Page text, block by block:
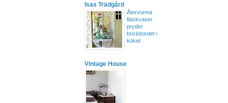
Isas Trädgård
Återvunna
flaskvaser
pryder
brickbordet i
köket
Vintage House